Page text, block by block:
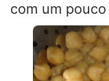
com um